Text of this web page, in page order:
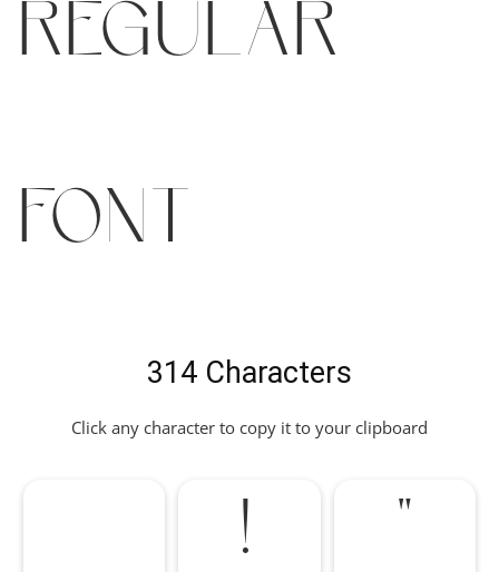
Regular
Font
314 Characters
Click any character to copy it to your clipboard
! "